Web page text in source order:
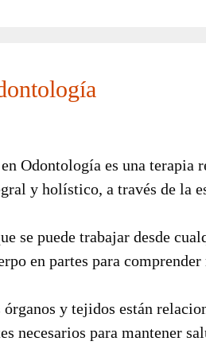
Odontología es una terapia
y holístico, a través de la
se puede trabajar desde
en partes para
órganos y tejidos están
necesarios para mantener